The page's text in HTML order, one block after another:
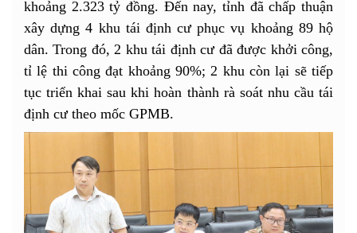
khoảng 2.323 tỷ đồng. Đến nay, tỉnh đã chấp thuận
xây dựng 4 khu tái định cư phục vụ khoảng 89 hộ
dân. Trong đó, 2 khu tái định cư đã được khởi công,
tỉ lệ thi công đạt khoảng 90%; 2 khu còn lại sẽ tiếp
tục triển khai sau khi hoàn thành rà soát nhu cầu tái
định cư theo mốc GPMB.